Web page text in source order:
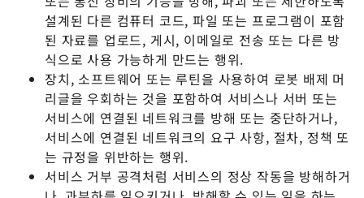
설계된 다른 컴퓨터 코드, 파일 또는 프로그램이 포함
된 자료를 업로드, 게시, 이메일로 전송 또는 다른 방
식으로 사용 가능하게 만드는 행위.
장치, 소프트웨어 또는 루틴을 사용하여 로봇 배제 머
리글을 우회하는 것을 포함하여 서비스나 서버 또는
서비스에 연결된 네트워크를 방해 또는 중단하거나,
서비스에 연결된 네트워크의 요구 사항, 절차, 정책 또
는 규정을 위반하는 행위.
서비스 거부 공격처럼 서비스의 정상 작동을 방해하거